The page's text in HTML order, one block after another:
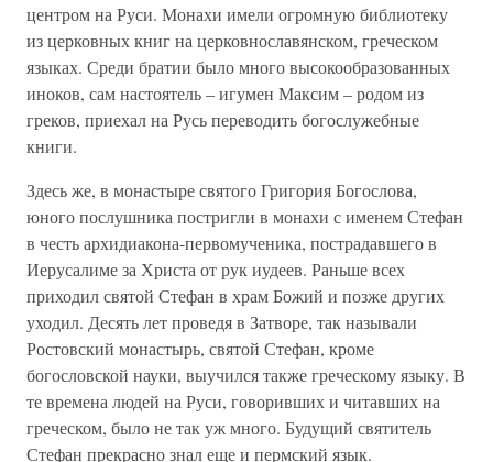
центром на Руси. Монахи имели огромную библиотеку
из церковных книг на церковнославянском, греческом
языках. Среди братии было много высокообразованных
иноков, сам настоятель – игумен Максим – родом из
греков, приехал на Русь переводить богослужебные
книги.
Здесь же, в монастыре святого Григория Богослова,
юного послушника постригли в монахи с именем Стефан
в честь архидиакона-первомученика, пострадавшего в
Иерусалиме за Христа от рук иудеев. Раньше всех
приходил святой Стефан в храм Божий и позже других
уходил. Десять лет проведя в Затворе, так называли
Ростовский монастырь, святой Стефан, кроме
богословской науки, выучился также греческому языку. В
те времена людей на Руси, говоривших и читавших на
греческом, было не так уж много. Будущий святитель
Стефан прекрасно знал еще и пермский язык.